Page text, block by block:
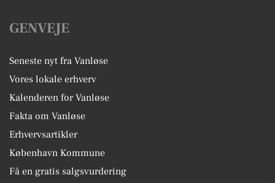
GENVEJE
Seneste nyt fra Vanløse
Vores lokale erhverv
Kalenderen for Vanløse
Fakta om Vanløse
Erhvervsartikler
København Kommune
Få en gratis salgsvurdering